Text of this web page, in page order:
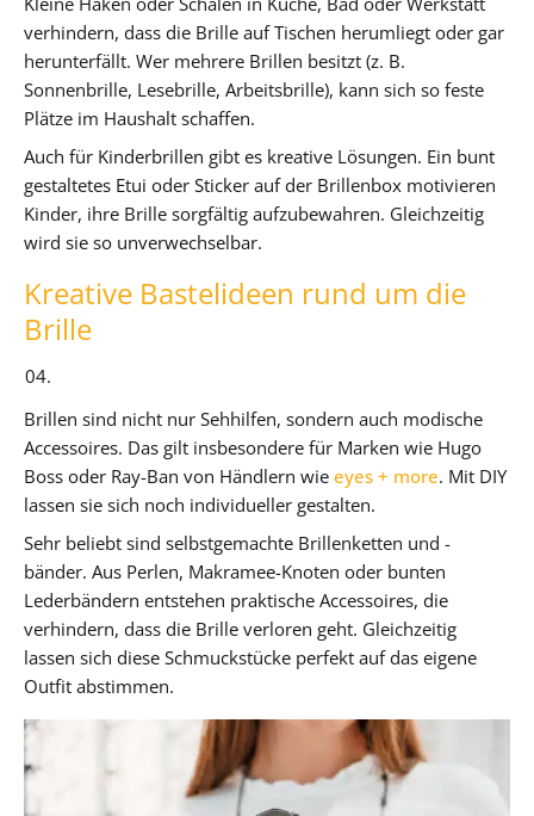
verhindern, dass die Brille auf Tischen herumliegt oder gar
herunterfällt. Wer mehrere Brillen besitzt (z. B.
Sonnenbrille, Lesebrille, Arbeitsbrille), kann sich so feste
Plätze im Haushalt schaffen.
Auch für Kinderbrillen gibt es kreative Lösungen. Ein bunt
gestaltetes Etui oder Sticker auf der Brillenbox motivieren
Kinder, ihre Brille sorgfältig aufzubewahren. Gleichzeitig
wird sie so unverwechselbar.
Kreative Bastelideen rund um die
Brille
Brillen sind nicht nur Sehhilfen, sondern auch modische
Accessoires. Das gilt insbesondere für Marken wie Hugo
Boss oder Ray-Ban von Händlern wie eyes + more. Mit DIY
lassen sie sich noch individueller gestalten.
Sehr beliebt sind selbstgemachte Brillenketten und -
bänder. Aus Perlen, Makramee-Knoten oder bunten
Lederbändern entstehen praktische Accessoires, die
verhindern, dass die Brille verloren geht. Gleichzeitig
lassen sich diese Schmuckstücke perfekt auf das eigene
Outfit abstimmen.